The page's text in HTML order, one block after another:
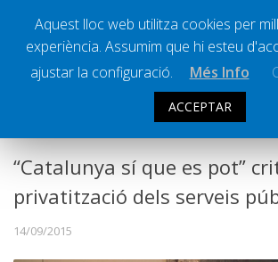
Societat
Ràdio Calella
“Catalunya sí que es pot”
privatització dels serveis
14/09/2015
Aquest lloc web utilitza cookies per
experiència. Assumim que hi esteu
ajustar la configuració.
Més Info
ACCEPTAR